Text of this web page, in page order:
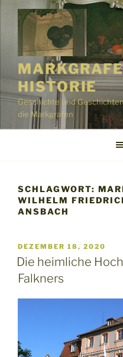
Zum
Inhalt
springen
HISTORIE
Geschichte und
die Markgrafen
SCHLAGWORT:
WILHELM
ANSBACH
VERÖFFENTLICHT
AM
DEZEMBER 18, 2020
Die heimliche
Falkners